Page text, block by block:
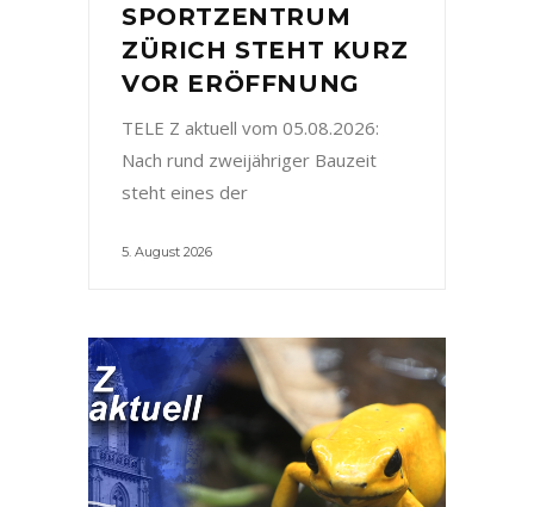
SPORTZENTRUM
ZÜRICH STEHT KURZ
VOR ERÖFFNUNG
TELE Z aktuell vom 05.08.2026:
Nach rund zweijähriger Bauzeit
steht eines der
5. August 2026